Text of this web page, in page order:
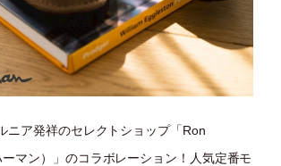
ニア発祥のセレクトショップ「Ron
マン）」のコラボレーション！人気定番モ